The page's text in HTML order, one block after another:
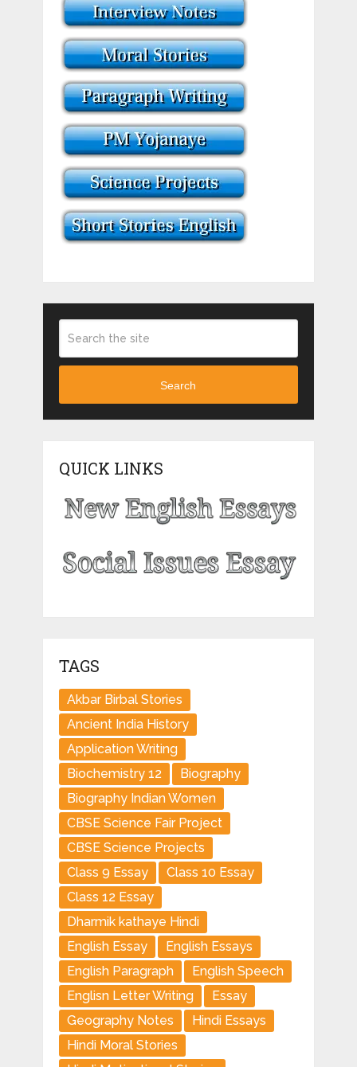
Search
QUICK LINKS
TAGS
Akbar Birbal Stories
Ancient India History
Application Writing
Biochemistry 12
Biography
Biography Indian Women
CBSE Science Fair Project
CBSE Science Projects
Class 9 Essay
Class 10 Essay
Class 12 Essay
Dharmik kathaye Hindi
English Essay
English Essays
English Paragraph
English Speech
Englisn Letter Writing
Essay
Geography Notes
Hindi Essays
Hindi Moral Stories